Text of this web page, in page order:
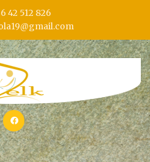
42 512 826